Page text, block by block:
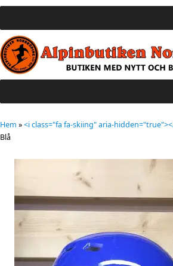
Hem »<i class="fa fa-skiing" aria-
Blå